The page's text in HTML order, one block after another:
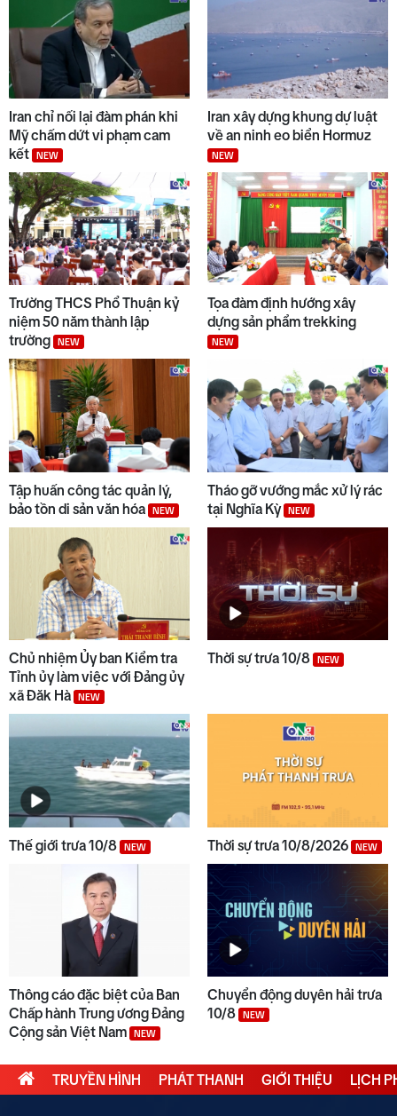
Iran chỉ nối lại đàm phán khi
Mỹ chấm dứt vi phạm cam
kết
NEW
Iran xây dựng khung dự luật
về an ninh eo biển Hormuz
NEW
Trường THCS Phổ Thuận kỷ
niệm 50 năm thành lập
trường
NEW
Tọa đàm định hướng xây
dựng sản phẩm trekking
NEW
Tập huấn công tác quản lý,
bảo tồn di sản văn hóa
NEW
Tháo gỡ vướng mắc xử lý rác
tại Nghĩa Kỳ NEW
Chủ nhiệm Ủy ban Kiểm tra
Tỉnh ủy làm việc với Đảng ủy
xã Đăk Hà
NEW
Thời sự trưa 10/8 NEW
Thế giới trưa 10/8 NEW Thời sự trưa 10/8/2026 NEW
Thông cáo đặc biệt của Ban
Chấp hành Trung ương Đảng
Cộng sản Việt Nam
NEW
Chuyển động duyên hải trưa
10/8
NEW
TRUYỀN HÌNH PHÁT THANH GIỚI THIỆU LỊCH